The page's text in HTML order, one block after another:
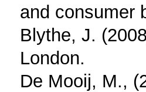
and consumer
Blythe, J.
London.
De Mooij, M.,